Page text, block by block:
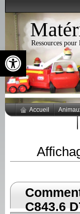
Ouvrir la barre d’outils
Ressources
Accueil
C843.6